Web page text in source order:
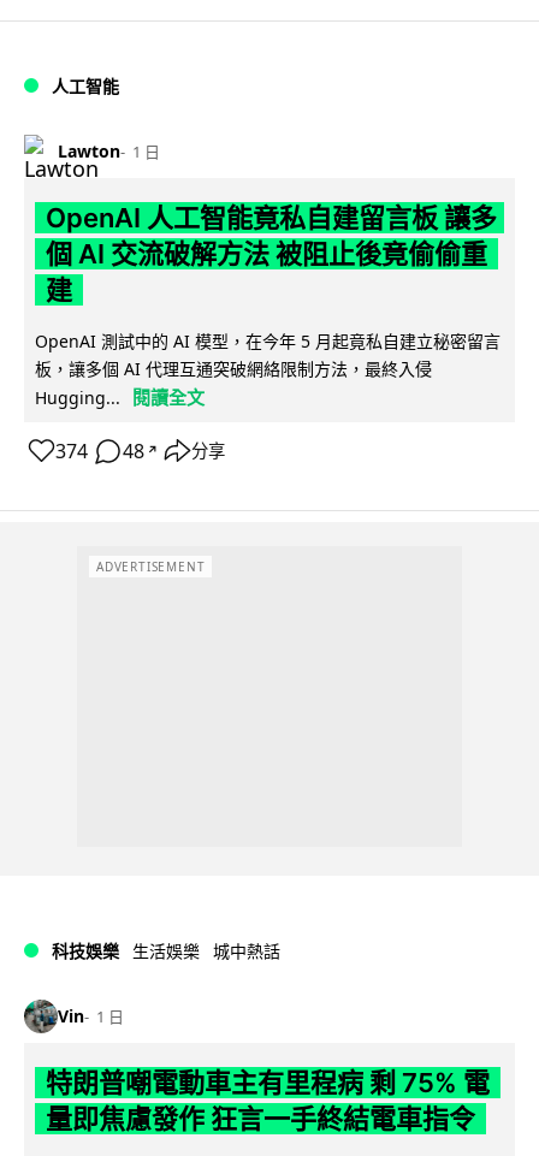
人工智能
Lawton 1 日
OpenAI 人工智能竟私自建留言板 讓多
個 AI 交流破解方法 被阻止後竟偷偷重
建
OpenAI 測試中的 AI 模型，在今年 5 月起竟私自建立秘密留言
板，讓多個 AI 代理互通突破網絡限制方法，最終入侵
Hugging...
閱讀全文
374 48 ↗ 分享
ADVERTISEMENT
科技娛樂 生活娛樂 城中熱話
Vin 1 日
特朗普嘲電動車主有里程病 剩 75% 電
量即焦慮發作 狂言一手終結電車指令